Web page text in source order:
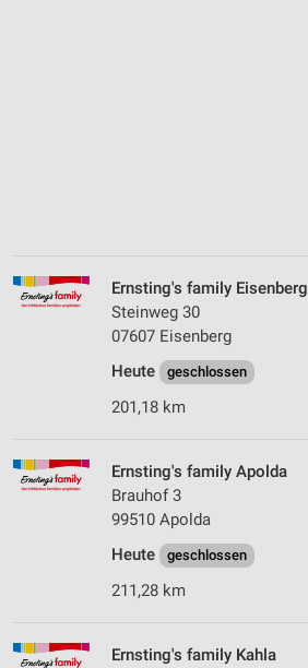
Ernsting's family Eisenberg
Steinweg 30
07607 Eisenberg
Heute
geschlossen
201,18 km
Ernsting's family Apolda
Brauhof 3
99510 Apolda
Heute
geschlossen
211,28 km
Ernsting's family Kahla